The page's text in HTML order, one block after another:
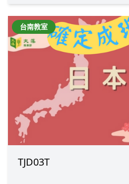
台南教室
TJD03T